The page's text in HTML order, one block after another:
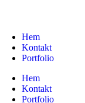
Hem
Kontakt
Portfolio
Hem
Kontakt
Portfolio